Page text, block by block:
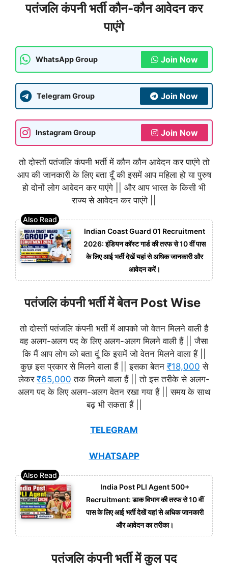
पतंजलि कंपनी भर्ती कौन-कौन आवेदन कर
पाएंगे
WhatsApp Group Join Now
Telegram Group Join Now
Instagram Group Join Now
तो दोस्तों पतंजलि कंपनी भर्ती में कौन कौन आवेदन कर पाएंगे तो
आप की जानकारी के लिए बता दूँ की इसमें आप महिला हो या पुरुष
हो दोनों लोग आवेदन कर पाएंगे || और आप भारत के किसी भी
राज्य से आवेदन कर पाएंगे ||
Indian Coast Guard 01 Recruitment
2026: इंडियन कॉस्ट गार्ड की तरफ से 10 वीं पास
के लिए आई भर्ती देखें यहां से अधिक जानकारी और
आवेदन करें।
पतंजलि कंपनी भर्ती में बेतन Post Wise
तो दोस्तों पतंजलि कंपनी भर्ती में आपको जो वेतन मिलने वाली है
वह अलग-अलग पद के लिए अलग-अलग मिलने वाली हैं || जैसा
कि मैं आप लोग को बता दूं कि इसमें जो वेतन मिलने वाला हैं ||
कुछ इस प्रकार से मिलने वाला हैं || इसका बेतन ₹18,000 से
लेकर ₹65,000 तक मिलने वाला हैं || तो इस तरीके से अलग-
अलग पद के लिए अलग-अलग वेतन रखा गया हैं || समय के साथ
बढ़ भी सकता हैं ||
TELEGRAM
WHATSAPP
India Post PLI Agent 500+
Recruitment: डाक विभाग की तरफ से 10 वीं
पास के लिए आई भर्ती देखें यहां से अधिक जानकारी
और आवेदन का तरीका।
पतंजलि कंपनी भर्ती में कुल पद